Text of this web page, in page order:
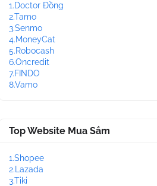
1.Doctor Đồng
2.Tamo
3.Senmo
4.MoneyCat
5.Robocash
6.Oncredit
7.FINDO
8.Vamo
Top Website Mua Sắm
1.Shopee
2.Lazada
3.Tiki